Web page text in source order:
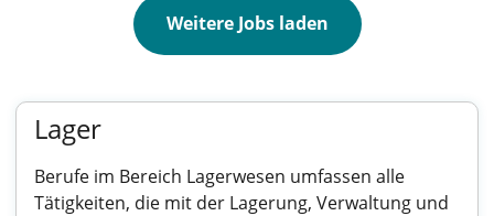
Weitere Jobs laden
Lager
Berufe im Bereich Lagerwesen umfassen alle
Tätigkeiten, die mit der Lagerung, Verwaltung und